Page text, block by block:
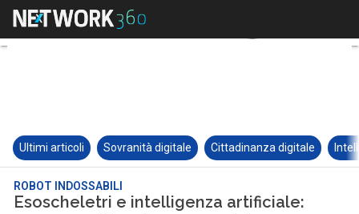
Ultimi articoli Sovranità digitale Cittadinanza digitale
ROBOT INDOSSABILI
Esoscheletri e intelligenza artificiale: